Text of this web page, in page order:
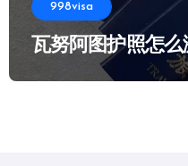
998visa
瓦努阿图护照怎么